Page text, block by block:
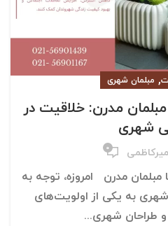
, مبلمان شهری
مدرن: خلاقیت در
شهری
۰
مدرن امروزه، توجه به
شهری به یکی از اولویت‌های
طراحان شهری...